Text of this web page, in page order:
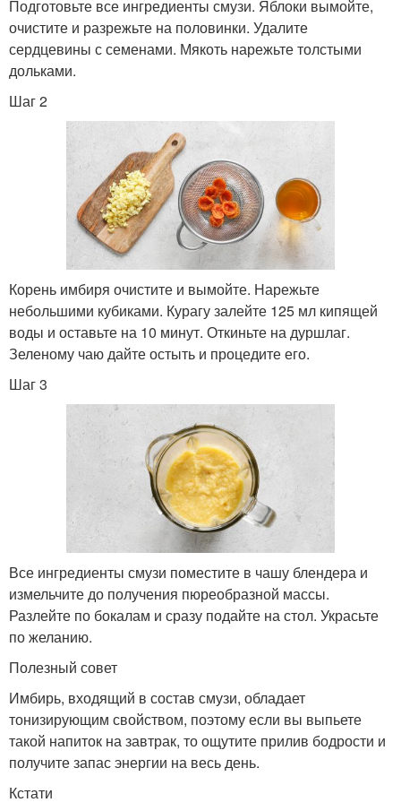
Подготовьте все ингредиенты смузи. Яблоки вымойте,
очистите и разрежьте на половинки. Удалите
сердцевины с семенами. Мякоть нарежьте толстыми
дольками.
Шаг 2
Корень имбиря очистите и вымойте. Нарежьте
небольшими кубиками. Курагу залейте 125 мл кипящей
воды и оставьте на 10 минут. Откиньте на дуршлаг.
Зеленому чаю дайте остыть и процедите его.
Шаг 3
Все ингредиенты смузи поместите в чашу блендера и
измельчите до получения пюреобразной массы.
Разлейте по бокалам и сразу подайте на стол. Украсьте
по желанию.
Полезный совет
Имбирь, входящий в состав смузи, обладает
тонизирующим свойством, поэтому если вы выпьете
такой напиток на завтрак, то ощутите прилив бодрости и
получите запас энергии на весь день.
Кстати